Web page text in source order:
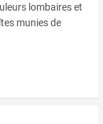
lombaires et
munies de